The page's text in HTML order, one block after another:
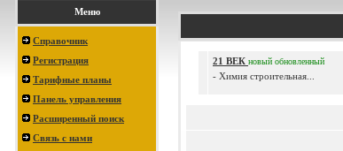
Меню
Справочник
Регистрация
Тарифные планы
Панель управления
Расширенный поиск
Связь с нами
21 ВЕК новый обновленный
- Химия строительная...